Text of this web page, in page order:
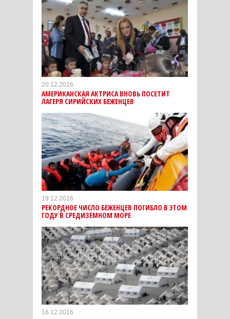
20.12.2016
АМЕРИКАНСКАЯ АКТРИСА ВНОВЬ ПОСЕТИТ
ЛАГЕРЯ СИРИЙСКИХ БЕЖЕНЦЕВ
19.12.2016
РЕКОРДНОЕ ЧИСЛО БЕЖЕНЦЕВ ПОГИБЛО В ЭТОМ
ГОДУ В СРЕДИЗЕМНОМ МОРЕ
16.12.2016